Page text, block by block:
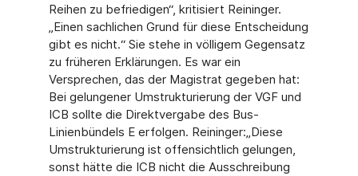
Reihen zu befriedigen“, kritisiert Reininger.
„Einen sachlichen Grund für diese Entscheidung
gibt es nicht.“ Sie stehe in völligem Gegensatz
zu früheren Erklärungen. Es war ein
Versprechen, das der Magistrat gegeben hat:
Bei gelungener Umstrukturierung der VGF und
ICB sollte die Direktvergabe des Bus-
Linienbündels E erfolgen. Reininger:„Diese
Umstrukturierung ist offensichtlich gelungen,
sonst hätte die ICB nicht die Ausschreibung